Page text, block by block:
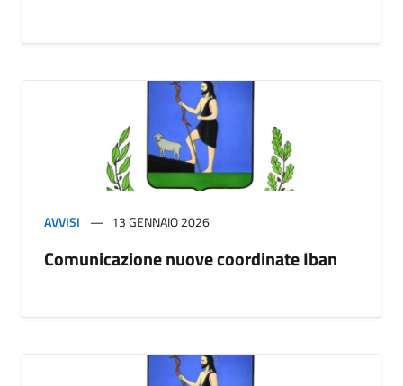
AVVISI 13 GENNAIO 2026
Comunicazione nuove coordinate Iban